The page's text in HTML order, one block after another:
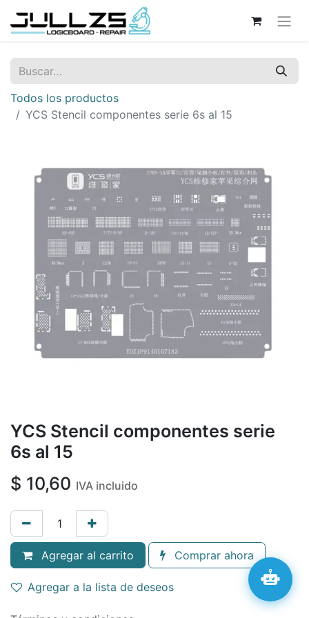
Todos los productos
YCS Stencil componentes serie 6s al 15
YCS Stencil componentes serie
6s al 15
$ 10,60 IVA incluido
Agregar al carrito Comprar ahora
Agregar a la lista de deseos